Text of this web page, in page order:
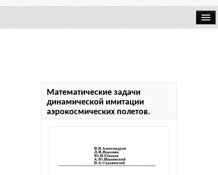
Математические задачи
динамической имитации
аэрокосмических полетов.